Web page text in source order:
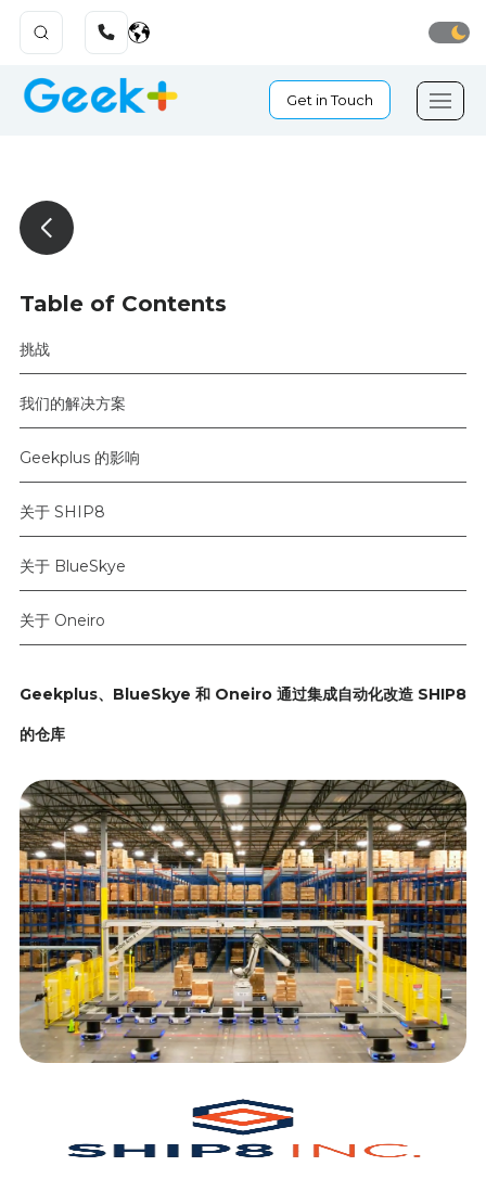
Get in Touch
Table of Contents
挑战
我们的解决方案
Geekplus 的影响
关于 SHIP8
关于 BlueSkye
关于 Oneiro
Geekplus、BlueSkye 和 Oneiro 通过集成自动化改造 SHIP8
的仓库